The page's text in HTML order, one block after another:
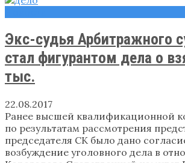
Экс-судья Арбитражного
стал фигурантом дела о
тыс.
22.08.2017
Ранее высшей квалификационной
по результатам рассмотрения
председателя СК было дано
возбуждение уголовного дела в